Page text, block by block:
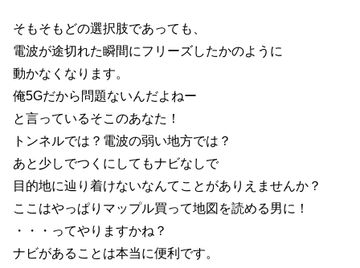
そもそもどの選択肢であっても、
電波が途切れた瞬間にフリーズしたかのように
動かなくなります。
俺5Gだから問題ないんだよねー
と言っているそこのあなた！
トンネルでは？電波の弱い地方では？
あと少しでつくにしてもナビなしで
目的地に辿り着けないなんてことがありえませんか？
ここはやっぱりマップル買って地図を読める男に！
・・・ってやりますかね？
ナビがあることは本当に便利です。